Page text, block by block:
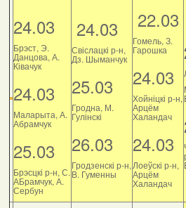
24.03
Брэст, Э.
Данцова, А.
Ківачук
24.03
Маларыта, А.
Абрамчук
25.03
Брэсцкі р-н, С.
АБрамчук, А.
Сербун
24.03
Свіслацкі р-н,
Дз. Шыманчук
25.03
Гродна, М.
Гулінскі
26.03
Гродзенскі р-н,
В. Гуменны
22.03
Гомель, З.
Гарошка
24.03
Хойніцкі р-н,
Арцём
Халандач
24.03
Лоеўскі р-н,
Арцём
Халандач